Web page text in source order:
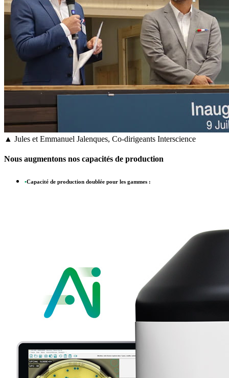
▲ Jules et Emmanuel Jalenques, Co-dirigeants Interscience
Nous augmentons nos capacités de production
•Capacité de production doublée pour les gammes :